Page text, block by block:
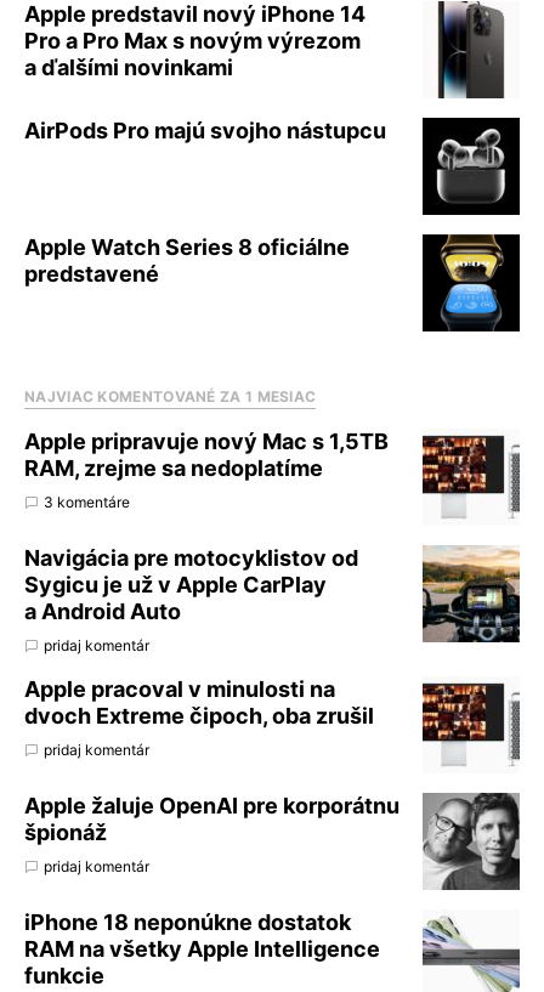
Apple predstavil nový iPhone 14
Pro a Pro Max s novým výrezom
a ďalšími novinkami
AirPods Pro majú svojho nástupcu
Apple Watch Series 8 oficiálne
predstavené
NAJVIAC KOMENTOVANÉ ZA 1 MESIAC
Apple pripravuje nový Mac s 1,5TB
RAM, zrejme sa nedoplatíme
3 komentáre
Navigácia pre motocyklistov od
Sygicu je už v Apple CarPlay
a Android Auto
pridaj komentár
Apple pracoval v minulosti na
dvoch Extreme čipoch, oba zrušil
pridaj komentár
Apple žaluje OpenAI pre korporátnu
špionáž
pridaj komentár
iPhone 18 neponúkne dostatok
RAM na všetky Apple Intelligence
funkcie